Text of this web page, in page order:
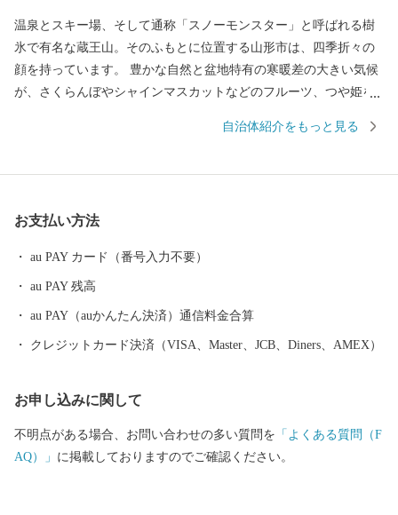
温泉とスキー場、そして通称「スノーモンスター」と呼ばれる樹
氷で有名な蔵王山。そのふもとに位置する山形市は、四季折々の
顔を持っています。 豊かな自然と盆地特有の寒暖差の大きい気候
が、さくらんぼやシャインマスカットなどのフルーツ、つや姫を
どの「山形ブランド」を生み出しています。 街中には商家の蔵や
は山形市が有する映像文化を育む環境が高い評価を受け、日本で
である山形交響楽団が活動しています。 平成３１年４月には中核
市に移行し、保健所を開設するなど、県都としても発展を続けて
自治体紹介をもっと見る
お支払い方法
au PAY カード（番号入力不要）
au PAY 残高
au PAY（auかんたん決済）通信料金合算
クレジットカード決済（VISA、Master、JCB、Diners、AMEX）
お申し込みに関して
不明点がある場合、お問い合わせの多い質問を 「よくある質問（F
AQ）」 に掲載しておりますのでご確認ください。